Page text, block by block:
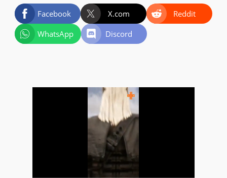
Facebook X.com
Reddit
WhatsApp
Discord